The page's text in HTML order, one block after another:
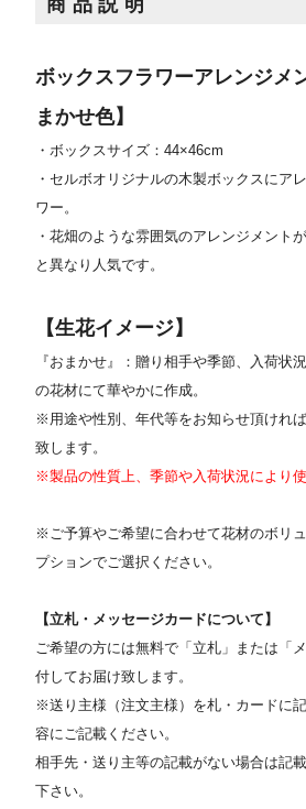
ボックスフラワーアレンジメ
まかせ色】
・ボックスサイズ：44×46cm
・セルボオリジナルの木製ボックスにア
ワー。
・花畑のような雰囲気のアレンジメント
と異なり人気です。
【生花イメージ】
『おまかせ』：贈り相手や季節、入荷状
の花材にて華やかに作成。
※用途や性別、年代等をお知らせ頂けれ
致します。
※製品の性質上、季節や入荷状況により
※ご予算やご希望に合わせて花材のボリ
プションでご選択ください。
【立札・メッセージカードについて】
ご希望の方には無料で「立札」または「
付してお届け致します。
※送り主様（注文主様）を札・カードに
容にご記載ください。
相手先・送り主等の記載がない場合は記
下さい。